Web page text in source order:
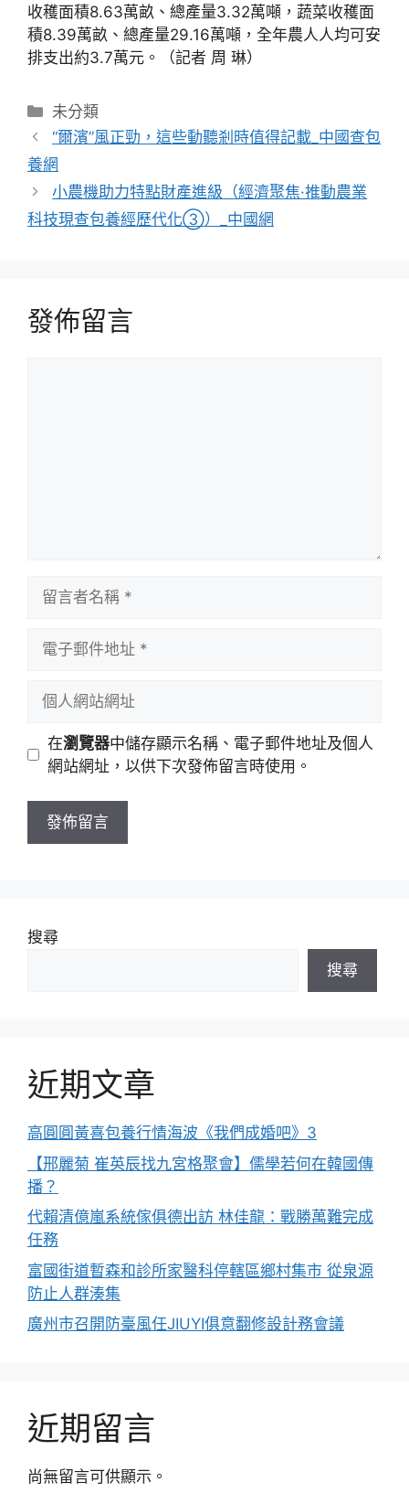
收穫面積8.63萬畝、總產量3.32萬噸，蔬菜收穫面
積8.39萬畝、總產量29.16萬噸，全年農人人均可安
排支出約3.7萬元。（記者 周 琳）
分
類
未分類
“爾濱”風正勁，這些動聽剎時值得記載_中國查包
養網
小農機助力特點財產進級（經濟聚焦·推動農業
科技現查包養經歷代化③）_中國網
發佈留言
址
站
址
在瀏覽器中儲存顯示名稱、電子郵件地址及個人
網站網址，以供下次發佈留言時使用。
搜尋
搜尋
近期文章
高圓圓黃喜包養行情海波《我們成婚吧》3
【邢麗菊 崔英辰找九宮格聚會】儒學若何在韓國傳
播？
代賴清億嵐系統傢俱德出訪 林佳龍：戰勝萬難完成
任務
富國街道暫森和診所家醫科停轄區鄉村集市 從泉源
防止人群湊集
廣州市召開防臺風任JIUYI俱意翻修設計務會議
近期留言
尚無留言可供顯示。